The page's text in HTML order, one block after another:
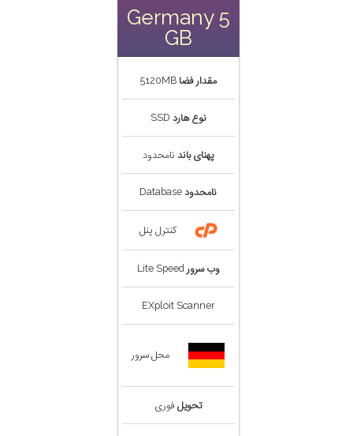
Germany 5
GB
مقدار فضا 5120MB
نوع هارد
پهنای باند نامحدود
نامحدود
کنترل پنل
وب سرور Lite Speed
EXploit Scanner
محل سرور
تحویل فوری